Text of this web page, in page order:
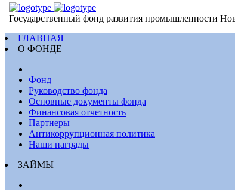
Государственный фонд развития промышленности
ГЛАВНАЯ
О ФОНДЕ
Фонд
Руководство фонда
Основные документы фонда
Финансовая отчетность
Партнеры
Антикоррупционная политика
Наши награды
ЗАЙМЫ